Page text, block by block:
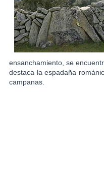
ensanchamiento, se
destaca la espadaña
campanas.